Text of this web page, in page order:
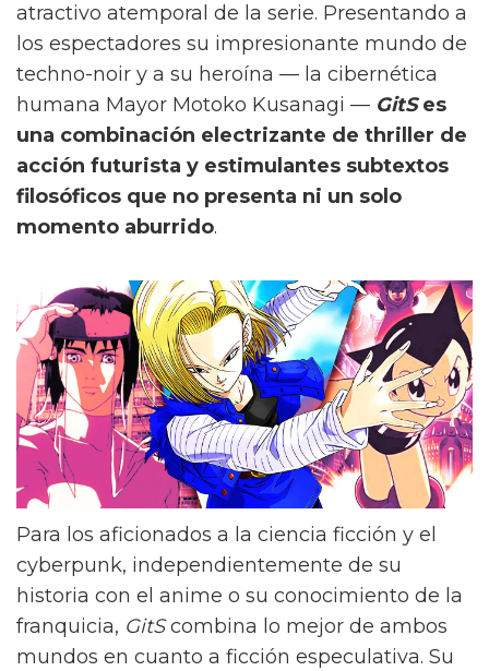
atractivo atemporal de la serie. Presentando a
los espectadores su impresionante mundo de
techno-noir y a su heroína — la cibernética
humana Mayor Motoko Kusanagi — GitSes
una combinación electrizante de thriller de
acción futurista y estimulantes subtextos
filosóficos que no presenta ni un solo
momento aburrido.
Para los aficionados a la ciencia ficción y el
cyberpunk, independientemente de su
historia con el anime o su conocimiento de la
franquicia, GitScombina lo mejor de ambos
mundos en cuanto a ficción especulativa. Su